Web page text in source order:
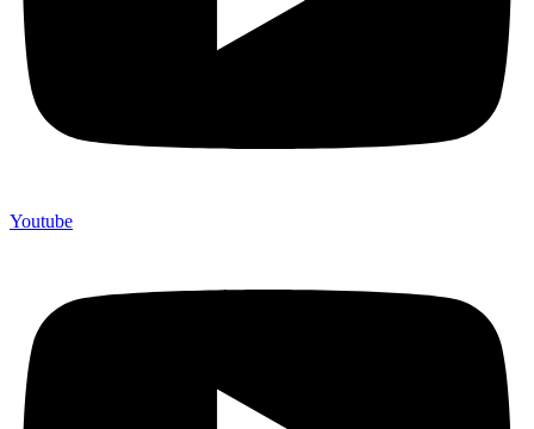
Youtube